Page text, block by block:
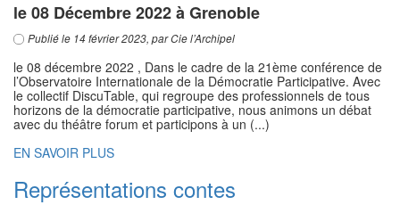
le 08 Décembre 2022 à Grenoble
Publié le 14 février 2023, par Cie l’Archipel
le 08 décembre 2022 , Dans le cadre de la 21ème conférence de
l’Observatoire Internationale de la Démocratie Participative. Avec
le collectif DiscuTable, qui regroupe des professionnels de tous
horizons de la démocratie participative, nous animons un débat
avec du théâtre forum et participons à un (...)
EN SAVOIR PLUS
Représentations contes